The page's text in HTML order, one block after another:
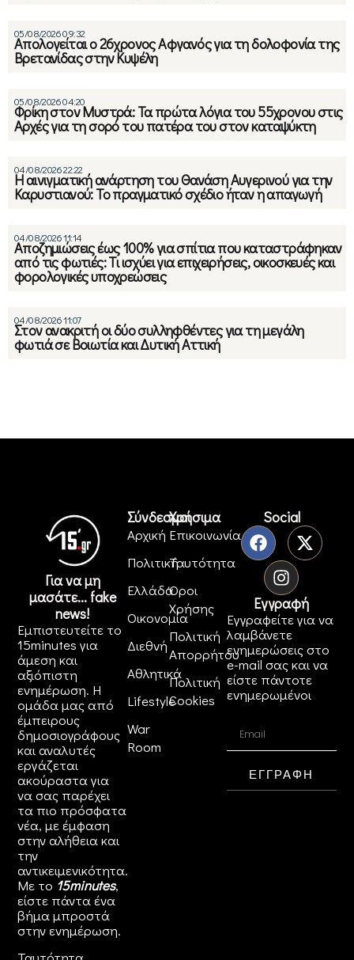
05/08/2026 09:32
Απολογείται ο 26χρονος Αφγανός για τη δολοφονία της
Βρετανίδας στην Κυψέλη
05/08/2026 04:20
Φρίκη στον Μυστρά: Τα πρώτα λόγια του 55χρονου στις
Αρχές για τη σορό του πατέρα του στον καταψύκτη
04/08/2026 22:22
Η αινιγματική ανάρτηση του Θανάση Αυγερινού για την
Καρυστιανού: Το πραγματικό σχέδιο ήταν η απαγωγή
04/08/2026 11:14
Αποζημιώσεις έως 100% για σπίτια που καταστράφηκαν
από τις φωτιές: Τι ισχύει για επιχειρήσεις, οικοσκευές και
φορολογικές υποχρεώσεις
04/08/2026 11:07
Στον ανακριτή οι δύο συλληφθέντες για τη μεγάλη
φωτιά σε Βοιωτία και Δυτική Αττική
Για να μη
μασάτε... fake
news!
Εμπιστευτείτε το
15minutes για
άμεση και
αξιόπιστη
ενημέρωση. Η
ομάδα μας από
έμπειρους
δημοσιογράφους
και αναλυτές
εργάζεται
ακούραστα για
να σας παρέχει
τα πιο πρόσφατα
νέα, με έμφαση
στην αλήθεια και
την
αντικειμενικότητα.
Με το 15minutes,
είστε πάντα ένα
βήμα μπροστά
στηνενημέρωση.
Σύνδεσμοι
Αρχική
Πολιτική
Ελλάδα
Οικονομία
Διεθνή
Αθλητικά
Lifestyle
War
Room
Χρήσιμα
Επικοινωνία
Ταυτότητα
Όροι
Χρήσης
Πολιτική
Απορρήτου
Πολιτική
Cookies
Social
Εγγραφή
Εγγραφείτε για να
λαμβάνετε
ενημερώσεις στο
e-mail σας και να
είστε πάντοτε
ενημερωμένοι
ΕΓΓΡΑΦΗ